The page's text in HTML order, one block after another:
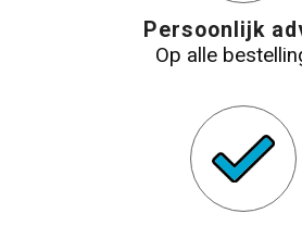
Persoonlijk
Op alle